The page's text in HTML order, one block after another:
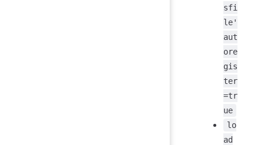
sfi
le'
aut
ore
gis
ter
=tr
ue
lo
ad